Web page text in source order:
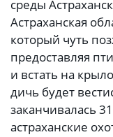
среды
Астраханская
который чуть
предоставляя
и встать на
дичь будет
заканчивалась
астраханские